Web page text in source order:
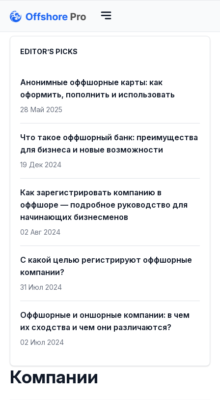
Компании
EDITOR’S PICKS
Анонимные оффшорные карты: как
оформить, пополнить и использовать
28 Май 2025
Что такое оффшорный банк: преимущества
для бизнеса и новые возможности
19 Дек 2024
Как зарегистрировать компанию в
оффшоре — подробное руководство для
начинающих бизнесменов
02 Авг 2024
С какой целью регистрируют оффшорные
компании?
31 Июл 2024
Оффшорные и оншорные компании: в чем
их сходства и чем они различаются?
02 Июл 2024